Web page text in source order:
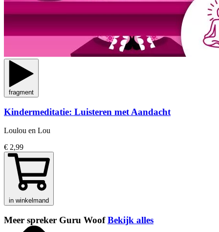
fragment
Kindermeditatie: Luisteren met Aandacht
Loulou en Lou
€ 2,99
in winkelmand
Meer spreker Guru WoofBekijk alles